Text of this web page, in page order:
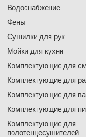
Водоснабжение
Фены
Сушилки для рук
Мойки для кухни
Комплектующие для
Комплектующие для
Комплектующие для
Комплектующие для
Комплектующие для
полотенцесушителей